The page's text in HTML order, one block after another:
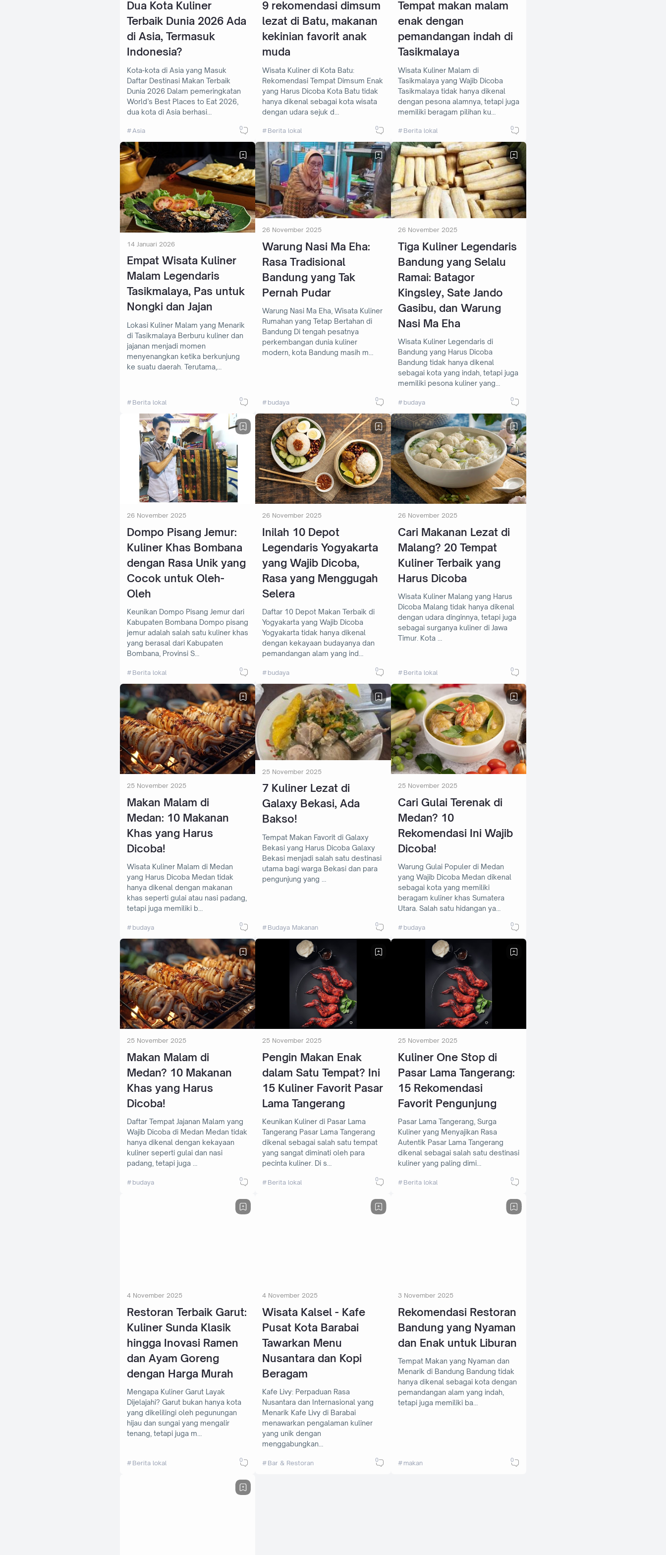
Dua Kota Kuliner
Terbaik Dunia 2026 Ada
di Asia, Termasuk
Indonesia?
Kota-kota di Asia yang Masuk
Daftar Destinasi Makan Terbaik
Dunia 2026 Dalam pemeringkatan
World’s Best Places to Eat 2026,
dua kota di Asia berhasi…
Asia 0
9 rekomendasi dimsum
lezat di Batu, makanan
kekinian favorit anak
muda
Wisata Kuliner di Kota Batu:
Rekomendasi Tempat Dimsum Enak
yang Harus Dicoba Kota Batu tidak
hanya dikenal sebagai kota wisata
dengan udara sejuk d…
Berita lokal 0
Tempat makan malam
enak dengan
pemandangan indah di
Tasikmalaya
Wisata Kuliner Malam di
Tasikmalaya yang Wajib Dicoba
Tasikmalaya tidak hanya dikenal
dengan pesona alamnya, tetapi juga
memiliki beragam pilihan ku…
Berita lokal 0
14 Januari 2026
Empat Wisata Kuliner
Malam Legendaris
Tasikmalaya, Pas untuk
Nongki dan Jajan
Lokasi Kuliner Malam yang Menarik
di Tasikmalaya Berburu kuliner dan
jajanan menjadi momen
menyenangkan ketika berkunjung
ke suatu daerah. Terutama,…
Berita lokal 0
26 November 2025
Warung Nasi Ma Eha:
Rasa Tradisional
Bandung yang Tak
Pernah Pudar
Warung Nasi Ma Eha, Wisata Kuliner
Rumahan yang Tetap Bertahan di
Bandung Di tengah pesatnya
perkembangan dunia kuliner
modern, kota Bandung masih m…
budaya 0
26 November 2025
Tiga Kuliner Legendaris
Bandung yang Selalu
Ramai: Batagor
Kingsley, Sate Jando
Gasibu, dan Warung
Nasi Ma Eha
Wisata Kuliner Legendaris di
Bandung yang Harus Dicoba
Bandung tidak hanya dikenal
sebagai kota yang indah, tetapi juga
memiliki pesona kuliner yang…
budaya 0
26 November 2025
Dompo Pisang Jemur:
Kuliner Khas Bombana
dengan Rasa Unik yang
Cocok untuk Oleh-
Oleh
Keunikan Dompo Pisang Jemur dari
Kabupaten Bombana Dompo pisang
jemur adalah salah satu kuliner khas
yang berasal dari Kabupaten
Bombana, Provinsi S…
Berita lokal 0
26 November 2025
Inilah 10 Depot
Legendaris Yogyakarta
yang Wajib Dicoba,
Rasa yang Menggugah
Selera
Daftar 10 Depot Makan Terbaik di
Yogyakarta yang Wajib Dicoba
Yogyakarta tidak hanya dikenal
dengan kekayaan budayanya dan
pemandangan alam yang ind…
budaya 0
26 November 2025
Cari Makanan Lezat di
Malang? 20 Tempat
Kuliner Terbaik yang
Harus Dicoba
Wisata Kuliner Malang yang Harus
Dicoba Malang tidak hanya dikenal
dengan udara dinginnya, tetapi juga
sebagai surganya kuliner di Jawa
Timur. Kota …
Berita lokal 0
25 November 2025
Makan Malam di
Medan: 10 Makanan
Khas yang Harus
Dicoba!
Wisata Kuliner Malam di Medan
yang Harus Dicoba Medan tidak
hanya dikenal dengan makanan
khas seperti gulai atau nasi padang,
tetapi juga memiliki b…
budaya 0
25 November 2025
7 Kuliner Lezat di
Galaxy Bekasi, Ada
Bakso!
Tempat Makan Favorit di Galaxy
Bekasi yang Harus Dicoba Galaxy
Bekasi menjadi salah satu destinasi
utama bagi warga Bekasi dan para
pengunjung yang …
Budaya Makanan 0
25 November 2025
Cari Gulai Terenak di
Medan? 10
Rekomendasi Ini Wajib
Dicoba!
Warung Gulai Populer di Medan
yang Wajib Dicoba Medan dikenal
sebagai kota yang memiliki
beragam kuliner khas Sumatera
Utara. Salah satu hidangan ya…
budaya 0
25 November 2025
Makan Malam di
Medan? 10 Makanan
Khas yang Harus
Dicoba!
Daftar Tempat Jajanan Malam yang
Wajib Dicoba di Medan Medan tidak
hanya dikenal dengan kekayaan
kuliner seperti gulai dan nasi
padang, tetapi juga …
budaya 0
25 November 2025
Pengin Makan Enak
dalam Satu Tempat? Ini
15 Kuliner Favorit Pasar
Lama Tangerang
Keunikan Kuliner di Pasar Lama
Tangerang Pasar Lama Tangerang
dikenal sebagai salah satu tempat
yang sangat diminati oleh para
pecinta kuliner. Di s…
Berita lokal 0
25 November 2025
Kuliner One Stop di
Pasar Lama Tangerang:
15 Rekomendasi
Favorit Pengunjung
Pasar Lama Tangerang, Surga
Kuliner yang Menyajikan Rasa
Autentik Pasar Lama Tangerang
dikenal sebagai salah satu destinasi
kuliner yang paling dimi…
Berita lokal 0
4 November 2025
Restoran Terbaik Garut:
Kuliner Sunda Klasik
hingga Inovasi Ramen
dan Ayam Goreng
dengan Harga Murah
Mengapa Kuliner Garut Layak
Dijelajahi? Garut bukan hanya kota
yang dikelilingi oleh pegunungan
hijau dan sungai yang mengalir
tenang, tetapi juga m…
Berita lokal 0
4 November 2025
Wisata Kalsel - Kafe
Pusat Kota Barabai
Tawarkan Menu
Nusantara dan Kopi
Beragam
Kafe Livy: Perpaduan Rasa
Nusantara dan Internasional yang
Menarik Kafe Livy di Barabai
menawarkan pengalaman kuliner
yang unik dengan
menggabungkan…
Bar & Restoran 0
3 November 2025
Rekomendasi Restoran
Bandung yang Nyaman
dan Enak untuk Liburan
Tempat Makan yang Nyaman dan
Menarik di Bandung Bandung tidak
hanya dikenal sebagai kota dengan
pemandangan alam yang indah,
tetapi juga memiliki ba…
makan 0